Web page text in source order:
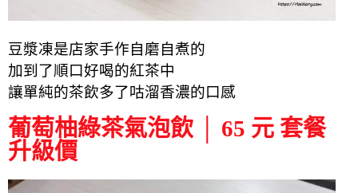
豆漿凍是店家手作自磨自煮的
加到了順口好喝的紅茶中
讓單純的茶飲多了咕溜香濃的口感
葡萄柚綠茶氣泡飲 │ 65 元 套餐
升級價